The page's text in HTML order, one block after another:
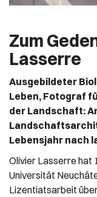
Zum
Lasserre
Ausgebildeter
Leben, Fotograf
der Landschaft:
Lebensjahr nach
Olivier Lasserre hat
Universität
Lizentiatsarbeit